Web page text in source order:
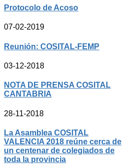
Protocolo de Acoso
07-02-2019
Reunión: COSITAL-FEMP
03-12-2018
NOTA DE PRENSA COSITAL
CANTABRIA
28-11-2018
La Asamblea COSITAL
VALENCIA 2018 reúne cerca de
un centenar de colegiados de
toda la provincia